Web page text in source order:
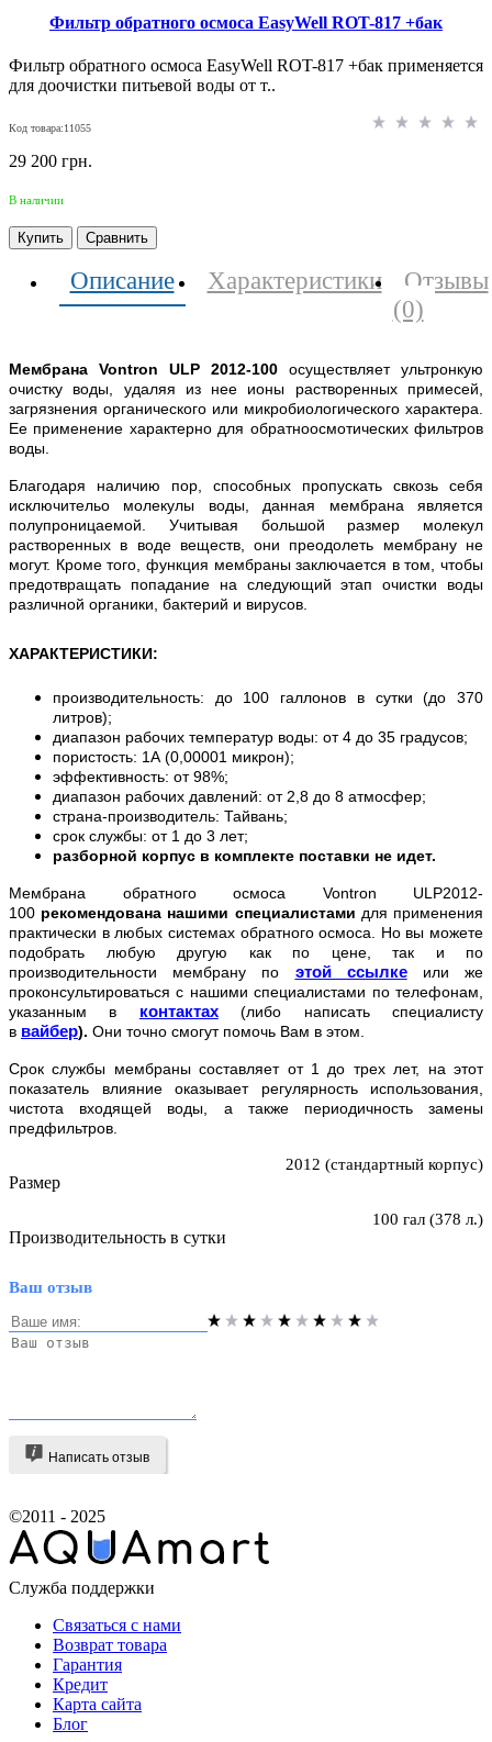
Фильтр обратного осмоса EasyWell ROT-817 +бак
Фильтр обратного осмоса EasyWell ROT-817 +бак применяется
для доочистки питьевой воды от т..
Код товара:11055
29 200 грн.
В наличии
Купить Сравнить
Описание Характеристики
Отзывы
(0)
Мембрана Vontron ULP 2012-100 осуществляет ультронкую
очистку воды, удаляя из нее ионы растворенных примесей,
загрязнения органического или микробиологического характера.
Ее применение характерно для обратноосмотических фильтров
воды.
Благодаря наличию пор, способных пропускать свкозь себя
исключительо молекулы воды, данная мембрана является
полупроницаемой. Учитывая большой размер молекул
растворенных в воде веществ, они преодолеть мембрану не
могут. Кроме того, функция мембраны заключается в том, чтобы
предотвращать попадание на следующий этап очистки воды
различной органики, бактерий и вирусов.
ХАРАКТЕРИСТИКИ:
производительность: до 100 галлонов в сутки (до 370
литров);
диапазон рабочих температур воды: от 4 до 35 градусов;
пористость: 1А (0,00001 микрон);
эффективность: от 98%;
диапазон рабочих давлений: от 2,8 до 8 атмосфер;
страна-производитель: Тайвань;
срок службы: от 1 до 3 лет;
разборной корпус в комплекте поставки не идет.
Мембрана обратного осмоса Vontron ULP2012-
100 рекомендована нашими специалистами для применения
практически в любых системах обратного осмоса. Но вы можете
подобрать любую другую как по цене, так и по
производительности мембрану по этой ссылкеили же
проконсультироваться с нашими специалистами по телефонам,
указанным в контактах
(либо написать специалисту
в вайбер). Они точно смогут помочь Вам в этом.
Срок службы мембраны составляет от 1 до трех лет, на этот
показатель влияние оказывает регулярность использования,
чистота входящей воды, а также периодичность замены
предфильтров.
Размер
2012 (стандартный корпус)
Производительность в сутки
100 гал (378 л.)
Ваш отзыв
Написать отзыв
©2011 - 2025
Служба поддержки
Связаться с нами
Возврат товара
Гарантия
Кредит
Карта сайта
Блог